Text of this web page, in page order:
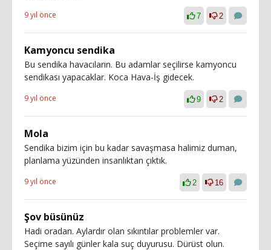
9 yıl önce 7 2
Kamyoncu sendika
Bu sendika havacıların. Bu adamlar seçilirse kamyoncu
sendikası yapacaklar. Koca Hava-İş gidecek.
9 yıl önce 9 2
Mola
Sendika bizim için bu kadar savaşmasa halimiz duman,
planlama yüzünden insanlıktan çıktık.
9 yıl önce 2 16
Şov büsünüz
Hadi oradan. Aylardır olan sıkıntılar problemler var.
Seçime sayılı günler kala suç duyurusu. Dürüst olun.